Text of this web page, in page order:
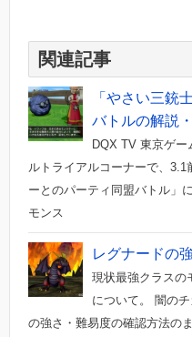
関連記事
「やさい三銃
バトルの解説
DQX TV 東京ゲー
ルトライアルコーナーで、3.1
ーとのパーティ同盟バトル」
モンス
レグナードの
現状最強クラスの
について。 闇の
の強さ・難易度の確認方法の